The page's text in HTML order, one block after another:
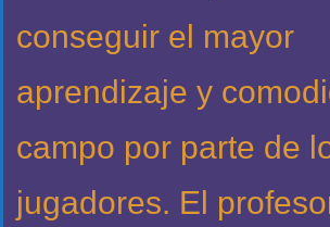
conseguir el mayor
aprendizaje y
campo por parte de
jugadores. El